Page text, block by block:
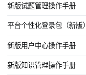
新版试题管理操作手册
平台个性化登录包（新版）
新版用户中心操作手册
新版知识管理操作手册